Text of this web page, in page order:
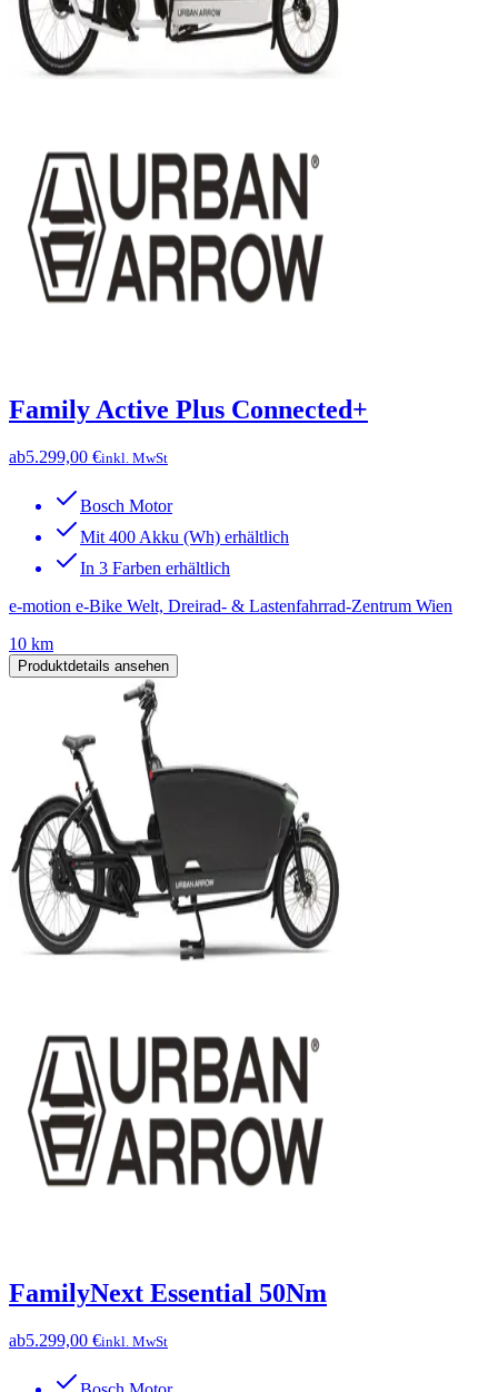
Family Active Plus Connected+
ab5.299,00 €inkl. MwSt
Bosch Motor
Mit 400 Akku (Wh) erhältlich
In 3 Farben erhältlich
e-motion e-Bike Welt, Dreirad- & Lastenfahrrad-Zentrum Wien
10 km
Produktdetails ansehen
FamilyNext Essential 50Nm
ab5.299,00 €inkl. MwSt